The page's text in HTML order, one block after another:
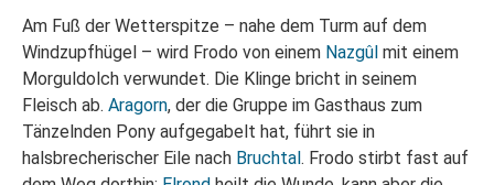
Am Fuß der Wetterspitze – nahe dem Turm auf dem
Windzupfhügel – wird Frodo von einem Nazgûl mit einem
Morguldolch verwundet. Die Klinge bricht in seinem
Fleisch ab. Aragorn, der die Gruppe im Gasthaus zum
Tänzelnden Pony aufgegabelt hat, führt sie in
halsbrecherischer Eile nach Bruchtal. Frodo stirbt fast auf